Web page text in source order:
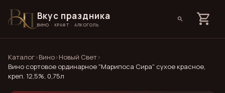
Вкус праздника
ВИНО · КРАФТ · АЛКОГОЛЬ
search shopping_cart
Каталог›Вино›Новый Свет›
Вино сортовое ординарное "Марипоса Сира" сухое красное,
креп. 12,5%, 0,75л